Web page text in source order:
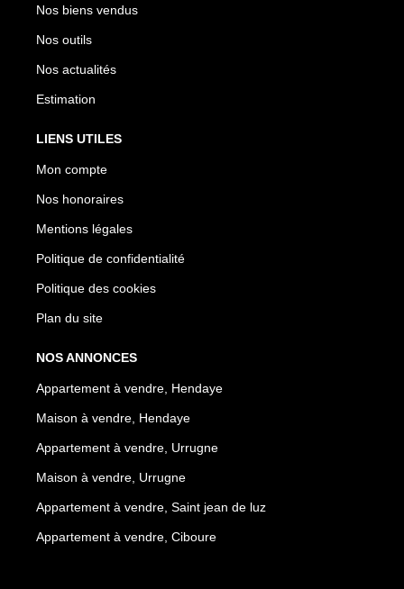
Nos biens vendus
Nos outils
Nos actualités
Estimation
LIENS UTILES
Mon compte
Nos honoraires
Mentions légales
Politique de confidentialité
Politique des cookies
Plan du site
NOS ANNONCES
Appartement à vendre, Hendaye
Maison à vendre, Hendaye
Appartement à vendre, Urrugne
Maison à vendre, Urrugne
Appartement à vendre, Saint jean de luz
Appartement à vendre, Ciboure